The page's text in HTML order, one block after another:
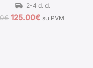
€ 125.00€ su PVM